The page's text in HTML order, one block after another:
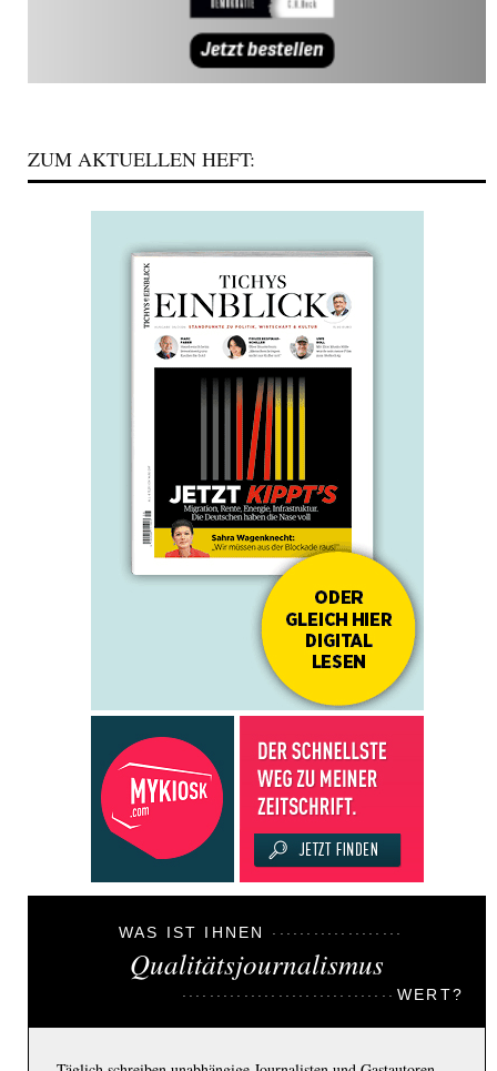
ZUM AKTUELLEN HEFT:
WAS IST IHNEN
Qualitätsjournalismus
WERT?